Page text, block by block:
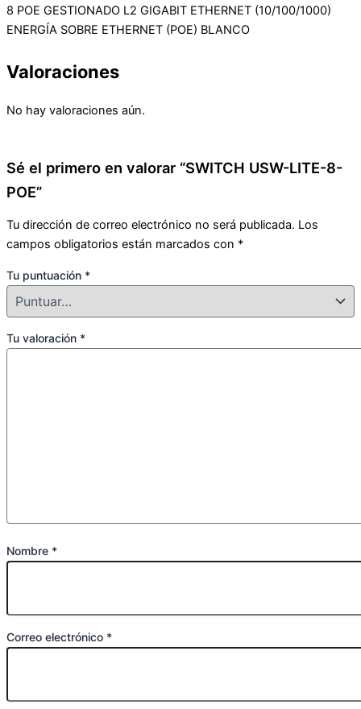
8 POE GESTIONADO L2 GIGABIT ETHERNET (10/100/1000)
ENERGÍA SOBRE ETHERNET (POE) BLANCO
Valoraciones
No hay valoraciones aún.
Sé el primero en valorar “SWITCH USW-LITE-8-
POE”
Tu dirección de correo electrónico no será publicada. Los
campos obligatorios están marcados con *
Tu puntuación *
Tu valoración *
Nombre *
Correo electrónico *